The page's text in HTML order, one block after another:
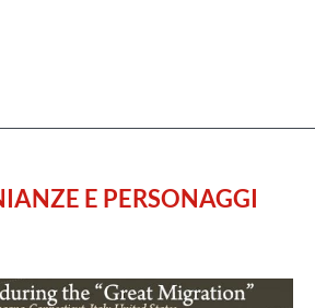
E PERSONAGGI